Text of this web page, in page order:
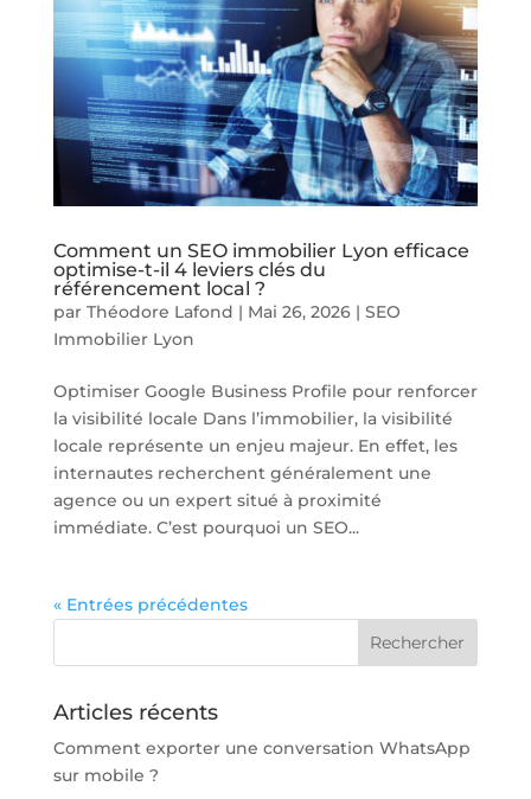
Comment un SEO immobilier Lyon efficace
optimise-t-il 4 leviers clés du
référencement local ?
par Théodore Lafond | Mai 26, 2026| SEO
Immobilier Lyon
Optimiser Google Business Profile pour renforcer
la visibilité locale Dans l’immobilier, la visibilité
locale représente un enjeu majeur. En effet, les
internautes recherchent généralement une
agence ou un expert situé à proximité
immédiate. C’est pourquoi un SEO...
« Entrées précédentes
Articles récents
Comment exporter une conversation WhatsApp
sur mobile ?